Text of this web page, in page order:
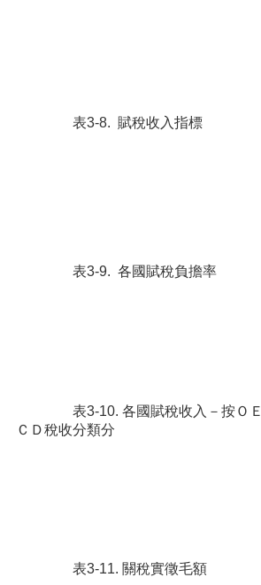
表3-8. 賦稅收入指標
表3-9. 各國賦稅負擔率
表3-10. 各國賦稅收入－按ＯＥ
ＣＤ稅收分類分
表3-11. 關稅實徵毛額